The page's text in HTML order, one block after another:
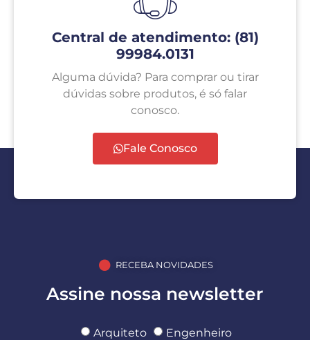
Central de atendimento: (81)
99984.0131
Alguma dúvida? Para comprar ou tirar
dúvidas sobre produtos, é só falar
conosco.
Fale Conosco
RECEBA NOVIDADES
Assine nossa newsletter
Arquiteto
Engenheiro